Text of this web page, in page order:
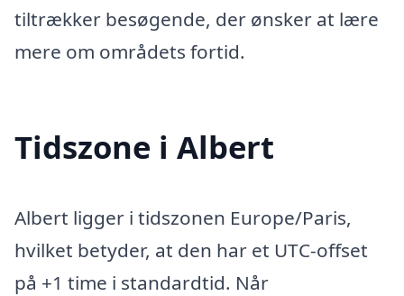
tiltrækker besøgende, der ønsker at lære
mere om områdets fortid.
Tidszone i Albert
Albert ligger i tidszonen Europe/Paris,
hvilket betyder, at den har et UTC-offset
på +1 time i standardtid. Når